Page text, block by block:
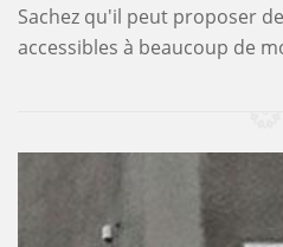
Sachez qu'il peut proposer
accessibles à beaucoup de